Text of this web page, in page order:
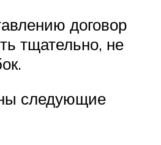
договор
тщательно, не
следующие